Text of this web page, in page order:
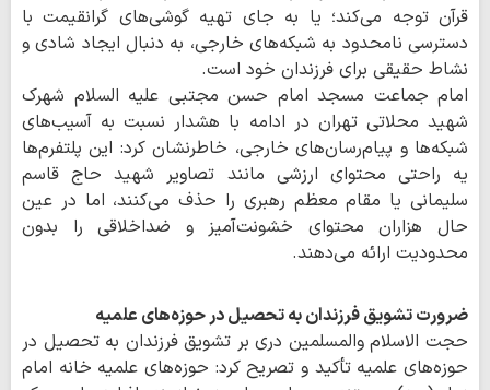
قرآن توجه می‌کند؛ یا به جای تهیه گوشی‌های گرانقیمت با
دسترسی نامحدود به شبکه‌های خارجی، به دنبال ایجاد شادی و
نشاط حقیقی برای فرزندان خود است.
امام جماعت مسجد امام حسن مجتبی علیه السلام شهرک
شهید محلاتی تهران در ادامه با هشدار نسبت به آسیب‌های
شبکه‌ها و پیام‌رسان‌های خارجی، خاطرنشان کرد: این پلتفرم‌ها
یه راحتی محتوای ارزشی مانند تصاویر شهید حاج قاسم
سلیمانی یا مقام معظم رهبری را حذف می‌کنند، اما در عین
حال هزاران محتوای خشونت‌آمیز و ضداخلاقی را بدون
محدودیت ارائه می‌دهند.
ضرورت تشویق فرزندان به تحصیل در حوزه‌های علمیه
حجت الاسلام والمسلمین دری بر تشویق فرزندان به تحصیل در
حوزه‌های علمیه تأکید و تصریح کرد: حوزه‌های علمیه خانه امام